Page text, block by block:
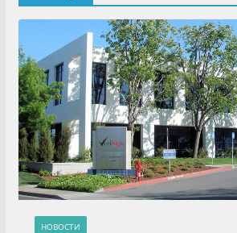
НОВОСТИ